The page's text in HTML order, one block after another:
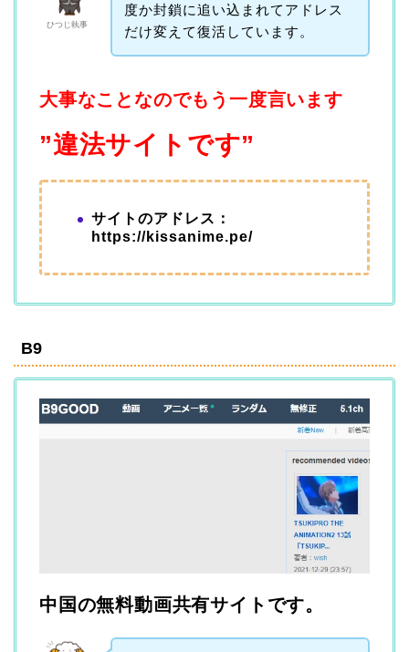
ひつじ執事
度か封鎖に追い込まれてアドレス
だけ変えて復活しています。
大事なことなのでもう一度言います
”違法サイトです”
サイトのアドレス：
https://kissanime.pe/
B9
中国の無料動画共有サイトです。